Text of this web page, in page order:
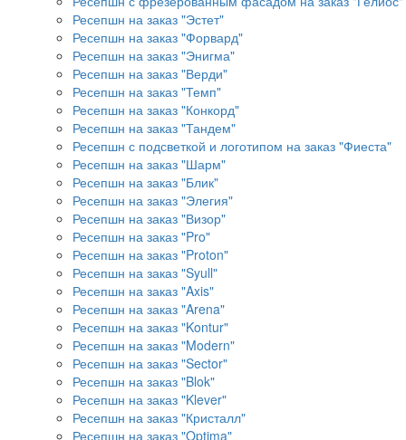
Ресепшн на заказ "Эстет"
Ресепшн на заказ "Форвард"
Ресепшн на заказ "Энигма"
Ресепшн на заказ "Верди"
Ресепшн на заказ "Темп"
Ресепшн на заказ "Конкорд"
Ресепшн на заказ "Тандем"
Ресепшн с подсветкой и логотипом на заказ "Фиеста"
Ресепшн на заказ "Шарм"
Ресепшн на заказ "Блик"
Ресепшн на заказ "Элегия"
Ресепшн на заказ "Визор"
Ресепшн на заказ "Pro"
Ресепшн на заказ "Proton"
Ресепшн на заказ "Syull"
Ресепшн на заказ "Axis"
Ресепшн на заказ "Arena"
Ресепшн на заказ "Kontur"
Ресепшн на заказ "Modern"
Ресепшн на заказ "Sector"
Ресепшн на заказ "Blok"
Ресепшн на заказ "Klever"
Ресепшн на заказ "Кристалл"
Ресепшн на заказ "Optima"